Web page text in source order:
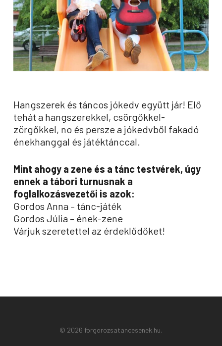
Hangszerek és táncos jókedv együtt jár! Elő
tehát a hangszerekkel, csörgőkkel-
zörgőkkel, no és persze a jókedvből fakadó
énekhanggal és játéktánccal.
Mint ahogy a zene és a tánc testvérek, úgy
ennek a tábori turnusnak a
foglalkozásvezetői is azok:
Gordos Anna – tánc-játék
Gordos Júlia – ének-zene
Várjuk szeretettel az érdeklődőket!
© 2026 forgorozsatancesenek.hu.